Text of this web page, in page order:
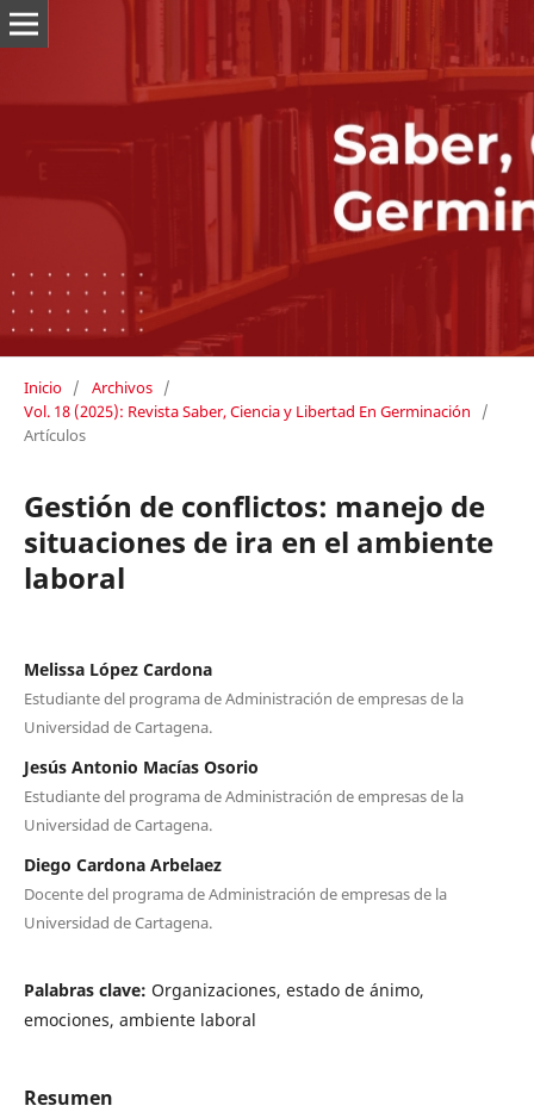
Inicio / Archivos /
Vol. 18 (2025): Revista Saber, Ciencia y Libertad En Germinación
/
Artículos
Gestión de conflictos: manejo de
situaciones de ira en el ambiente
laboral
Melissa López Cardona
Estudiante del programa de Administración de empresas de la
Universidad de Cartagena.
Jesús Antonio Macías Osorio
Estudiante del programa de Administración de empresas de la
Universidad de Cartagena.
Diego Cardona Arbelaez
Docente del programa de Administración de empresas de la
Universidad de Cartagena.
Palabras clave: Organizaciones, estado de ánimo,
emociones, ambiente laboral
Resumen